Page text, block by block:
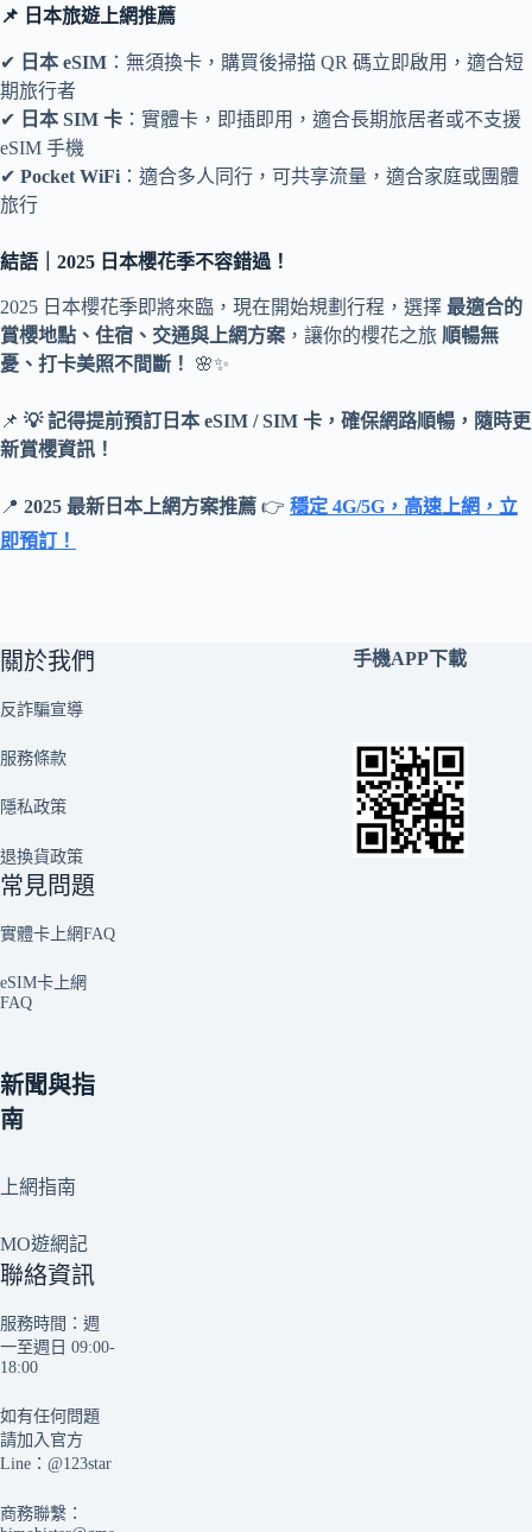
📌 日本旅遊上網推薦
✔ 日本 eSIM ：無須換卡，購買後掃描 QR 碼立即啟用，適合短
期旅行者
✔ 日本 SIM 卡 ：實體卡，即插即用，適合長期旅居者或不支援
eSIM 手機
✔ Pocket WiFi ：適合多人同行，可共享流量，適合家庭或團體
旅行
結語｜2025 日本櫻花季不容錯過！
2025 日本櫻花季即將來臨，現在開始規劃行程，選擇 最適合的
賞櫻地點、住宿、交通與上網方案 ，讓你的櫻花之旅 順暢無
憂、打卡美照不間斷！
🌸✨
📌 💡 記得提前預訂日本 eSIM / SIM 卡，確保網路順暢，隨時更
新賞櫻資訊！
📍 2025 最新日本上網方案推薦 👉 穩定 4G/5G，高速上網，立
即預訂！
關於我們
反詐騙宣導
服務條款
隱私政策
退換貨政策
常見問題
實體卡上網FAQ
eSIM卡上網
FAQ
新聞與指
南
上網指南
MO遊網記
聯絡資訊
服務時間：週
一至週日 09:00-
18:00
如有任何問題
請加入官方
Line： @123star
商務聯繫：
手機APP下載